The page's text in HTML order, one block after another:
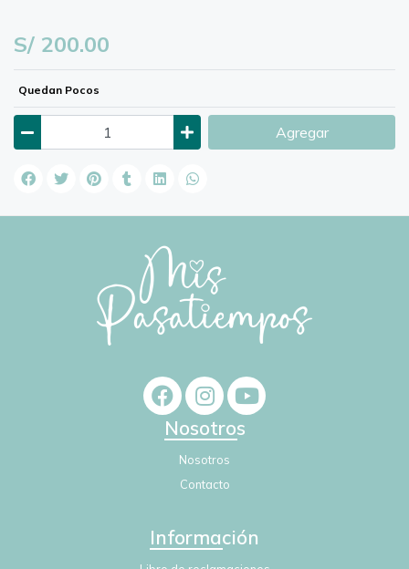
S/ 200.00
Quedan Pocos
Agregar
Nosotros
Nosotros
Contacto
Información